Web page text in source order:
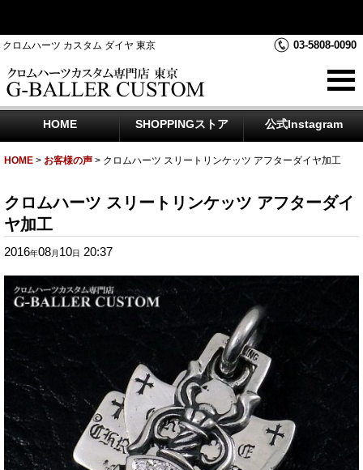
クロムハーツ カスタム ダイヤ 東京 03-5808-0090
HOME SHOPPINGストア 公式Instagram
HOME > お客様の声 > クロムハーツ スリートリンケッツ アフターダイヤ加工
クロムハーツ スリートリンケッツ アフターダイ
ヤ加工
2016年08月 10日 20:37